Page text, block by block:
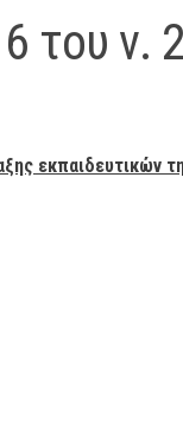
του ν.
εκπαιδευτικών